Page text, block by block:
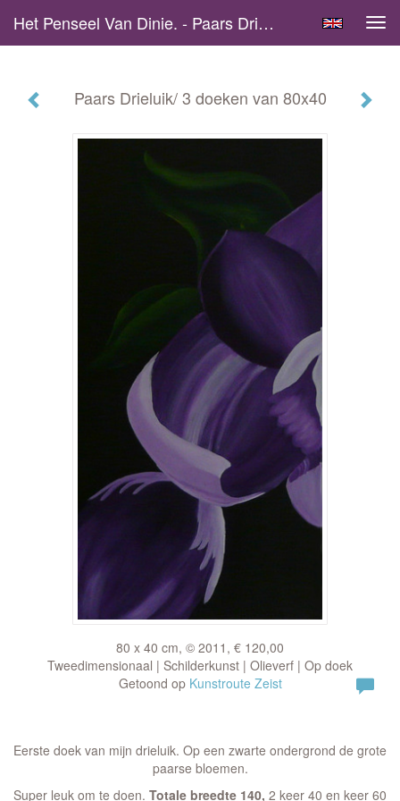
Het Penseel Van Dinie. - Paars Drieluik/ 3 Doeken Van 80x40
Paars Drieluik/ 3 doeken van 80x40
80 x 40 cm, © 2011, € 120,00
Tweedimensionaal | Schilderkunst | Olieverf | Op doek
Getoond op Kunstroute Zeist
Eerste doek van mijn drieluik. Op een zwarte ondergrond de grote
paarse bloemen.
Super leuk om te doen. Totale breedte 140, 2 keer 40 en keer 60